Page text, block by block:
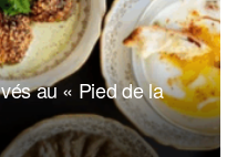
au « Pied de la